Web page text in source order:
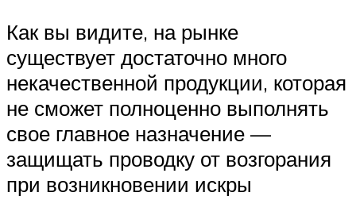
Как вы видите, на рынке
существует достаточно много
некачественной продукции, которая
не сможет полноценно выполнять
свое главное назначение —
защищать проводку от возгорания
при возникновении искры